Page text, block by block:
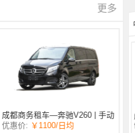
更多
成都商务租车—奔驰V260 | 手动
挡 |
优惠价: ￥1100/日均